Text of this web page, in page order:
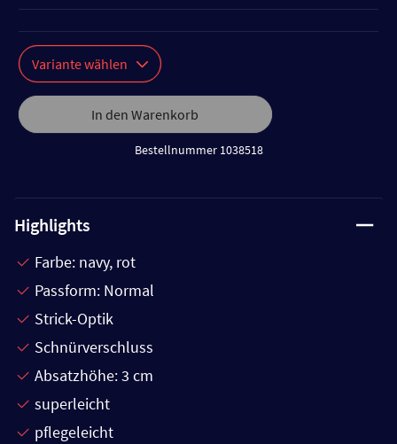
Variante wählen
In den Warenkorb
Bestellnummer 1038518
Highlights
Farbe: navy, rot
Passform: Normal
Strick-Optik
Schnürverschluss
Absatzhöhe: 3 cm
superleicht
pflegeleicht